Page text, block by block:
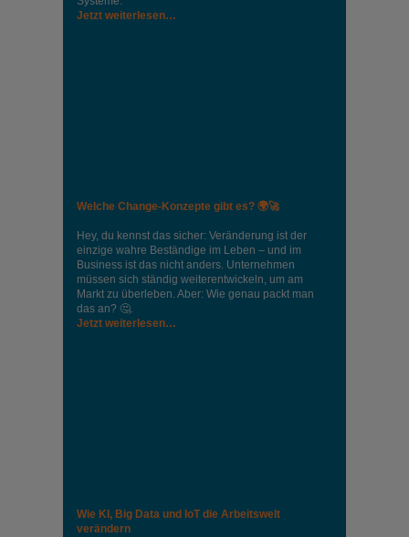
Jetzt weiterlesen…
Welche Change-Konzepte gibt es? 🌍🚀
Hey, du kennst das sicher: Veränderung ist der
einzige wahre Beständige im Leben – und im
Business ist das nicht anders. Unternehmen
müssen sich ständig weiterentwickeln, um am
Markt zu überleben. Aber: Wie genau packt man
das an? 🤔.
Jetzt weiterlesen…
Wie KI, Big Data und IoT die Arbeitswelt
verändern